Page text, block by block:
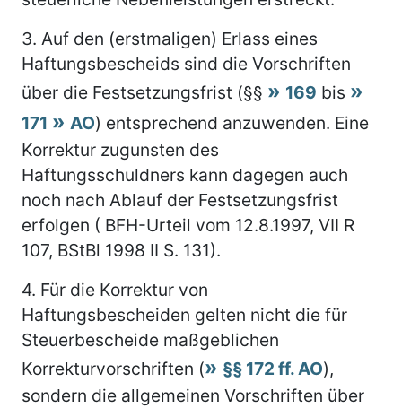
3. Auf den (erstmaligen) Erlass eines
Haftungsbescheids sind die Vorschriften
über die Festsetzungsfrist (§§
169 bis
171
AO) entsprechend anzuwenden. Eine
Korrektur zugunsten des
Haftungsschuldners kann dagegen auch
noch nach Ablauf der Festsetzungsfrist
erfolgen ( BFH-Urteil vom 12.8.1997, VII R
107, BStBl 1998 II S. 131).
4. Für die Korrektur von
Haftungsbescheiden gelten nicht die für
Steuerbescheide maßgeblichen
Korrekturvorschriften (
§§ 172 ff. AO),
sondern die allgemeinen Vorschriften über